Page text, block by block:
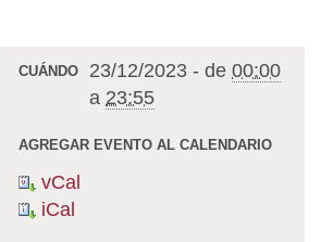
CUÁNDO 23/12/2023 - de 00:00
a 23:55
AGREGAR EVENTO AL CALENDARIO
vCal
iCal